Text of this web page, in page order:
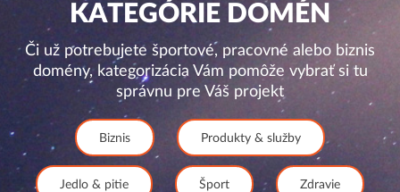
KATEGÓRIE DOMÉN
Či už potrebujete športové, pracovné alebo biznis
domény, kategorizácia Vám pomôže vybrať si tu
správnu pre Váš projekt
Biznis Produkty & služby
Jedlo & pitie Šport Zdravie